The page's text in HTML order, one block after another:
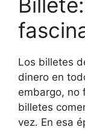
Los billetes
dinero en
embargo, no
billetes
vez. En esa